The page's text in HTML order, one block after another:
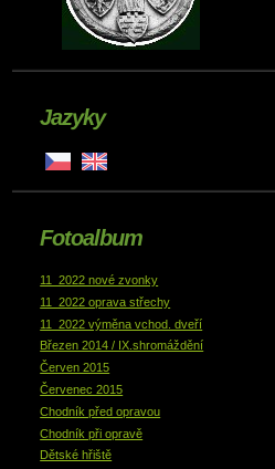
Jazyky
Fotoalbum
11_2022 nové zvonky
11_2022 oprava střechy
11_2022 výměna vchod. dveří
Březen 2014 / IX.shromáždění
Červen 2015
Červenec 2015
Chodník před opravou
Chodník při opravě
Dětské hřiště